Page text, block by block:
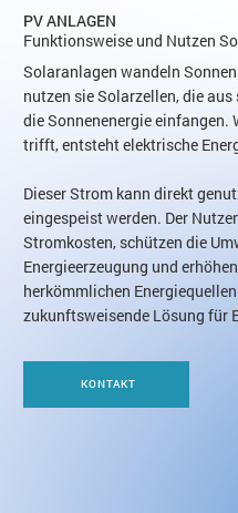
PV ANLAGEN
Funktionsweise und Nutzen
Solaranlagen wandeln
nutzen sie Solarzellen, die
die Sonnenenergie einfangen.
trifft, entsteht elektrische
Dieser Strom kann direkt
eingespeist werden. Der
Stromkosten, schützen die
Energieerzeugung und
herkömmlichen
zukunftsweisende Lösung für
KONTAKT